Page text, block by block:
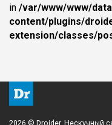
in /var/www/www/
content/plugins/
extension/classes/
2026 © Droider. Нескучный